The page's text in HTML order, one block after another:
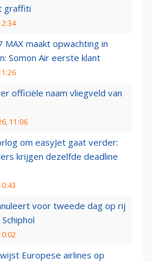
graffiti
MAX maakt opwachting in
Somon Air eerste klant
officiële naam vliegveld van
11:06
om easyJet gaat verder:
krijgen dezelfde deadline
voor tweede dag op rij
Europese airlines op